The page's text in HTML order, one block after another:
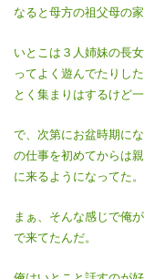
なると母方の祖父母の
いとこは３人姉妹の長
ってよく遊んでたりし
とく集まりはするけど
で、次第にお盆時期に
の仕事を初めてからは
に来るようになってた。
まぁ、そんな感じで俺
で来てたんだ。